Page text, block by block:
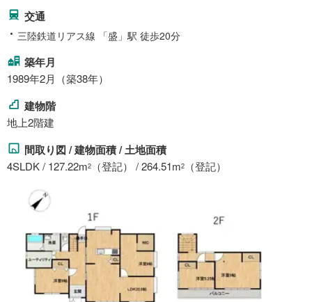
交通
三陸鉄道リアス線 「盛」駅 徒歩20分
築年月
1989年2月（築38年）
建物階
地上2階建
間取り図 / 建物面積 / 土地面積
4SLDK / 127.22m2 （登記） / 264.51m2 （登記）